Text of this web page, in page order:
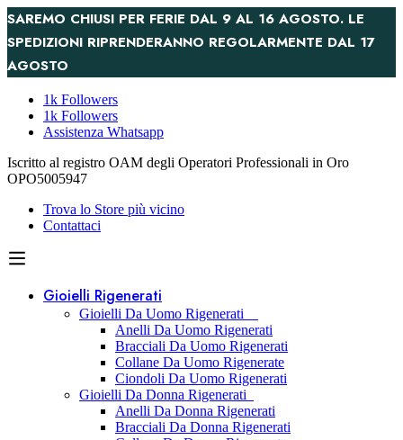
SAREMO CHIUSI PER FERIE DAL 9 AL 16 AGOSTO. LE
SPEDIZIONI RIPRENDERANNO REGOLARMENTE DAL 17
AGOSTO
1k Followers
1k Followers
Assistenza Whatsapp
Iscritto al registro OAM degli Operatori Professionali in Oro
OPO5005947
Trova lo Store più vicino
Contattaci
Gioielli Rigenerati
Gioielli Da Uomo Rigenerati
Anelli Da Uomo Rigenerati
Bracciali Da Uomo Rigenerati
Collane Da Uomo Rigenerate
Ciondoli Da Uomo Rigenerati
Gioielli Da Donna Rigenerati
Anelli Da Donna Rigenerati
Bracciali Da Donna Rigenerati